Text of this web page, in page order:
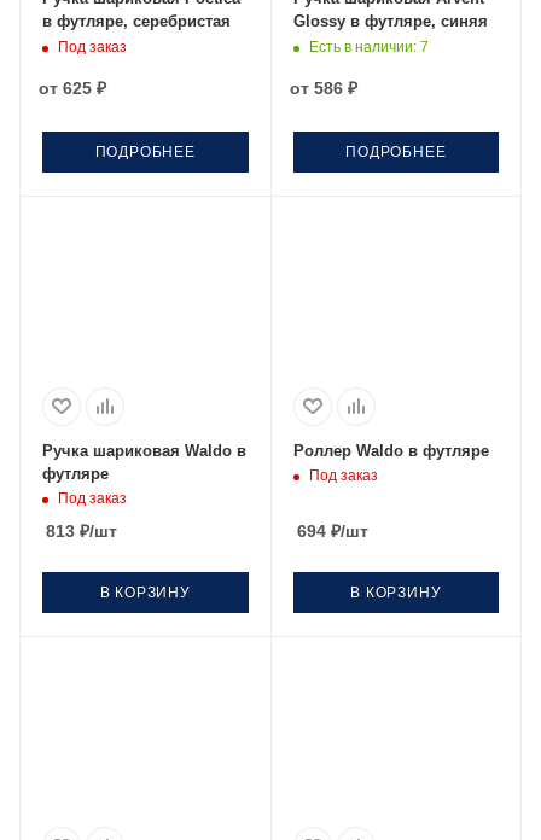
в футляре, серебристая
Под заказ
от 625 ₽
ПОДРОБНЕЕ
Glossy в футляре, синяя
Есть в наличии: 7
от 586 ₽
ПОДРОБНЕЕ
Ручка шариковая Waldo в
футляре
Под заказ
813 ₽/шт
В КОРЗИНУ
Роллер Waldo в футляре
Под заказ
694₽/шт
В КОРЗИНУ